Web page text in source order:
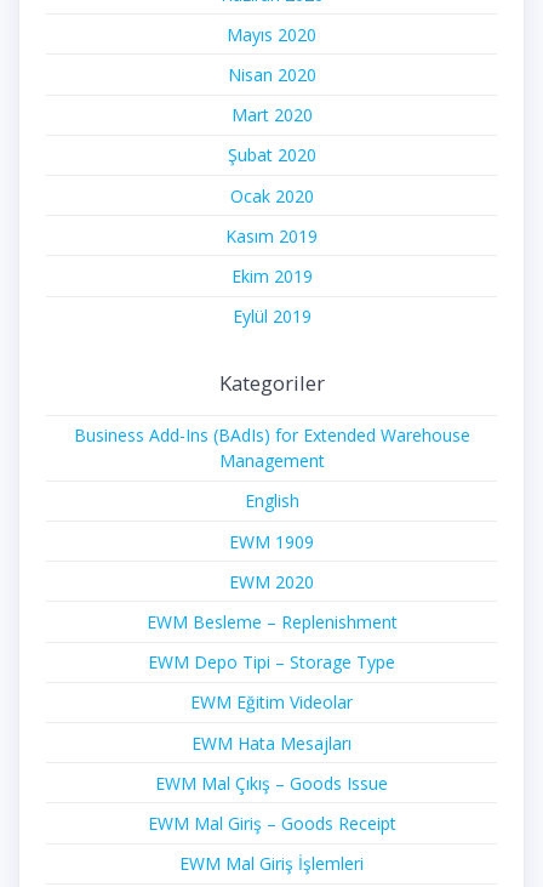
Mayıs 2020
Nisan 2020
Mart 2020
Şubat 2020
Ocak 2020
Kasım 2019
Ekim 2019
Eylül 2019
Kategoriler
Business Add-Ins (BAdIs) for Extended Warehouse
Management
English
EWM 1909
EWM 2020
EWM Besleme – Replenishment
EWM Depo Tipi – Storage Type
EWM Eğitim Videolar
EWM Hata Mesajları
EWM Mal Çıkış – Goods Issue
EWM Mal Giriş – Goods Receipt
EWM Mal Giriş İşlemleri